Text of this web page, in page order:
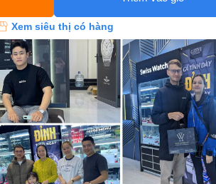
Xem siêu thị có hàng